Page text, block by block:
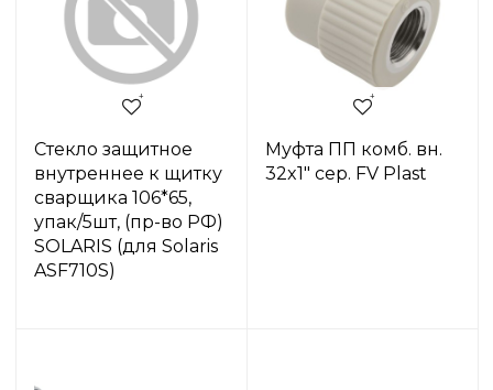
Стекло защитное
внутреннее к щитку
сварщика 106*65,
упак/5шт, (пр-во РФ)
SOLARIS (для Solaris
ASF710S)
Муфта ПП комб. вн.
32x1" сер. FV Plast